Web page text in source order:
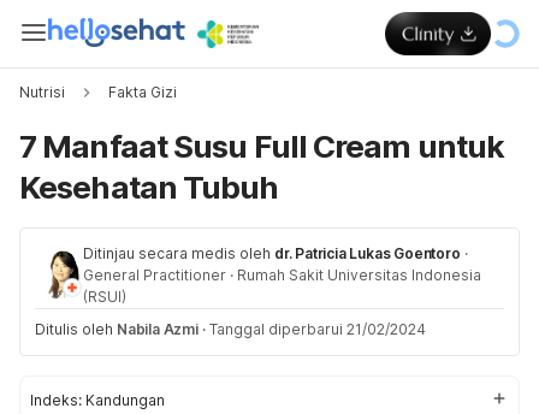
Nutrisi Fakta Gizi
7 Manfaat Susu Full Cream untuk
Kesehatan Tubuh
Ditinjau secara medis oleh dr. Patricia Lukas Goentoro ·
General Practitioner · Rumah Sakit Universitas Indonesia
(RSUI)
Ditulis oleh Nabila Azmi · Tanggal diperbarui 21/02/2024
Indeks: Kandungan